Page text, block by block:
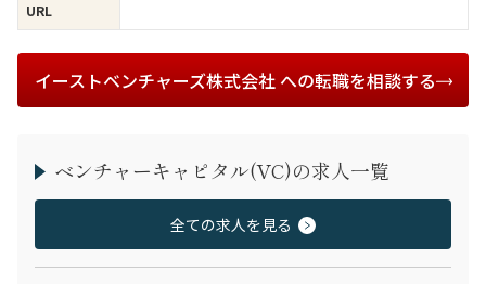
URL
イーストベンチャーズ株式会社 への転職を相談する
ベンチャーキャピタル(VC)の求人一覧
全ての求人を見る